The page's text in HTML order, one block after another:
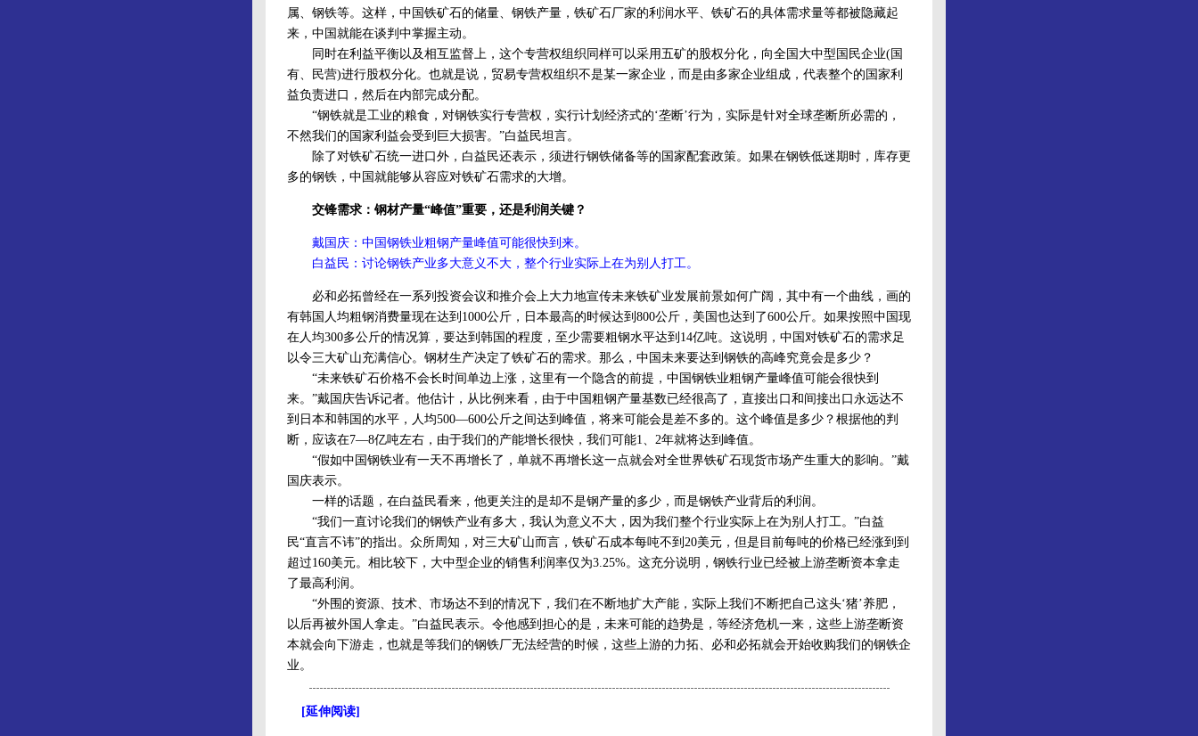
属、钢铁等。这样，中国铁矿石的储量、钢铁产量，铁矿石厂家的利润水平、铁矿石的具体需求量等都被隐藏起
来，中国就能在谈判中掌握主动。
同时在利益平衡以及相互监督上，这个专营权组织同样可以采用五矿的股权分化，向全国大中型国民企业(国
有、民营)进行股权分化。也就是说，贸易专营权组织不是某一家企业，而是由多家企业组成，代表整个的国家利
益负责进口，然后在内部完成分配。
“钢铁就是工业的粮食，对钢铁实行专营权，实行计划经济式的‘垄断’行为，实际是针对全球垄断所必需的，
不然我们的国家利益会受到巨大损害。”白益民坦言。
除了对铁矿石统一进口外，白益民还表示，须进行钢铁储备等的国家配套政策。如果在钢铁低迷期时，库存更
多的钢铁，中国就能够从容应对铁矿石需求的大增。
交锋需求：钢材产量“峰值”重要，还是利润关键？
戴国庆：中国钢铁业粗钢产量峰值可能很快到来。
白益民：讨论钢铁产业多大意义不大，整个行业实际上在为别人打工。
必和必拓曾经在一系列投资会议和推介会上大力地宣传未来铁矿业发展前景如何广阔，其中有一个曲线，画的
有韩国人均粗钢消费量现在达到1000公斤，日本最高的时候达到800公斤，美国也达到了600公斤。如果按照中国现
在人均300多公斤的情况算，要达到韩国的程度，至少需要粗钢水平达到14亿吨。这说明，中国对铁矿石的需求足
以令三大矿山充满信心。钢材生产决定了铁矿石的需求。那么，中国未来要达到钢铁的高峰究竟会是多少？
“未来铁矿石价格不会长时间单边上涨，这里有一个隐含的前提，中国钢铁业粗钢产量峰值可能会很快到
来。”戴国庆告诉记者。他估计，从比例来看，由于中国粗钢产量基数已经很高了，直接出口和间接出口永远达不
到日本和韩国的水平，人均500—600公斤之间达到峰值，将来可能会是差不多的。这个峰值是多少？根据他的判
断，应该在7—8亿吨左右，由于我们的产能增长很快，我们可能1、2年就将达到峰值。
“假如中国钢铁业有一天不再增长了，单就不再增长这一点就会对全世界铁矿石现货市场产生重大的影响。”戴
国庆表示。
一样的话题，在白益民看来，他更关注的是却不是钢产量的多少，而是钢铁产业背后的利润。
“我们一直讨论我们的钢铁产业有多大，我认为意义不大，因为我们整个行业实际上在为别人打工。”白益
民“直言不讳”的指出。众所周知，对三大矿山而言，铁矿石成本每吨不到20美元，但是目前每吨的价格已经涨到到
超过160美元。相比较下，大中型企业的销售利润率仅为3.25%。这充分说明，钢铁行业已经被上游垄断资本拿走
了最高利润。
“外围的资源、技术、市场达不到的情况下，我们在不断地扩大产能，实际上我们不断把自己这头‘猪’养肥，
以后再被外国人拿走。”白益民表示。令他感到担心的是，未来可能的趋势是，等经济危机一来，这些上游垄断资
本就会向下游走，也就是等我们的钢铁厂无法经营的时候，这些上游的力拓、必和必拓就会开始收购我们的钢铁企
业。
[延伸阅读]